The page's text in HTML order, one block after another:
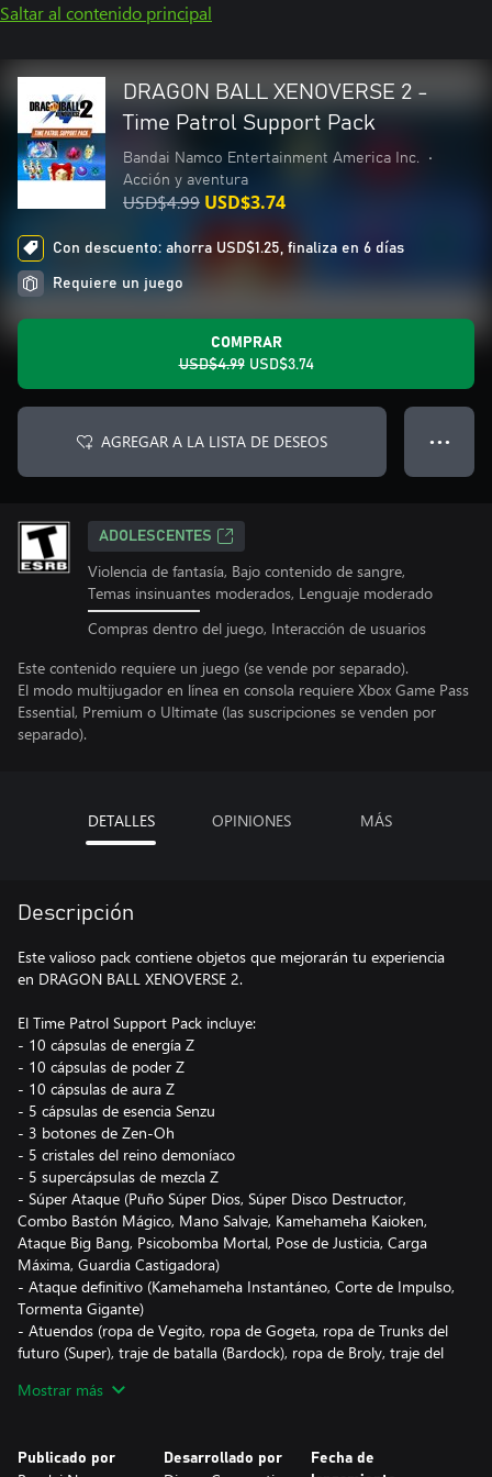
Saltar al contenido principal
DRAGON BALL XENOVERSE 2 -
Time Patrol Support Pack
Bandai Namco Entertainment America Inc.
•
Acción y aventura
USD$4.99 USD$3.74
Con descuento: ahorra USD$1.25, finaliza en 6 días
Requiere un juego
COMPRAR
USD$4.99 USD$3.74
AGREGAR A LA LISTA DE DESEOS ● ● ●
ADOLESCENTES
Violencia de fantasía, Bajo contenido de sangre,
Temas insinuantes moderados, Lenguaje moderado
Compras dentro del juego, Interacción de usuarios
Este contenido requiere un juego (se vende por separado).
El modo multijugador en línea en consola requiere Xbox Game Pass
Essential, Premium o Ultimate (las suscripciones se venden por
separado).
DETALLES OPINIONES MÁS
Descripción
Este valioso pack contiene objetos que mejorarán tu experiencia
en DRAGON BALL XENOVERSE 2.
El Time Patrol Support Pack incluye:
- 10 cápsulas de energía Z
- 10 cápsulas de poder Z
- 10 cápsulas de aura Z
- 5 cápsulas de esencia Senzu
- 3 botones de Zen-Oh
- 5 cristales del reino demoníaco
- 5 supercápsulas de mezcla Z
- Súper Ataque (Puño Súper Dios, Súper Disco Destructor,
Combo Bastón Mágico, Mano Salvaje, Kamehameha Kaioken,
Ataque Big Bang, Psicobomba Mortal, Pose de Justicia, Carga
Máxima, Guardia Castigadora)
- Ataque definitivo (Kamehameha Instantáneo, Corte de Impulso,
Tormenta Gigante)
- Atuendos (ropa de Vegito, ropa de Gogeta, ropa de Trunks del
futuro (Super), traje de batalla (Bardock), ropa de Broly, traje del
preparatoria Estrella Naranja)
- Superalma (¡El poder máximo me pertenece!, Espero que
Mostrar más
Publicado por Desarrollado por
Fecha de